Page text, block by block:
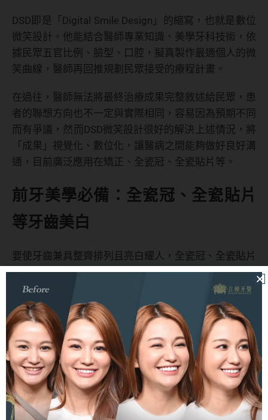
DSD即是「Digital Smile Design」的縮寫，也就是數位
微笑設計。他能結合醫師專業知識、美學牙科技術，依
據民眾五官比例、臉型、口腔，擬真製作最適個人的微
笑曲線，醫師再回推規劃民眾接受的療程計畫。
在過往，醫師無法將最終治療成果完整敘述給民眾，患
者的聯想方向也不一定與實際相同，容易因為預期不同
而有爭議，然而DSD微笑設計很好的解決上述情況，將
「成果」視覺化、數位化，讓醫病之間能夠做好良好溝
通，目前廣泛應用在矯正、全瓷冠、全瓷貼片等。
前牙美學必備：全瓷冠、全瓷貼片
等牙齒美白
要使牙齒兼具整齊排列且亮白耀人，全瓷冠、全瓷貼片
能夠同時達到上述目標。
全瓷冠、全瓷貼片皆由透亮、潔白的全陶瓷打造，除了
能使牙齒外觀上看起來整齊劃一，牙齒大小形狀都能專
屬打造，使原本前牙的些微凌亂、輕微暴牙獲得改善。
因此民眾露齒笑之後，不再是凌亂不堪、濁濁黃黃的牙
齒狀態，而是一副亮白整齊、極具美感的美麗貝齒。
前牙美學也可能包含牙齦整形